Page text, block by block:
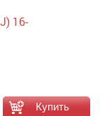
16-